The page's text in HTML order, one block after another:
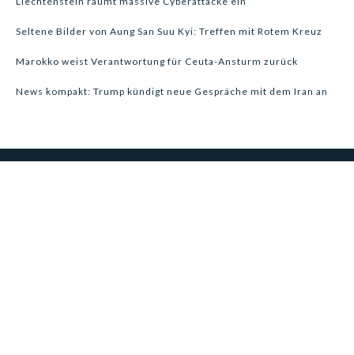
Seltene Bilder von Aung San Suu Kyi: Treffen mit Rotem Kreuz
Marokko weist Verantwortung für Ceuta-Ansturm zurück
News kompakt: Trump kündigt neue Gespräche mit dem Iran an